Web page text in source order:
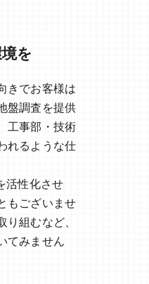
を
きでお客様は
盤調査を提供
工事部・技術
れるような仕
活性化させ
もございませ
組むなど、
てみません